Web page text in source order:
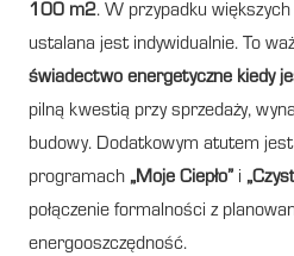
100 m2. W przypadku
ustalana jest indywidualnie. To
świadectwo energetyczne kiedy
pilną kwestią przy sprzedaży,
budowy. Dodatkowym atutem
programach „Moje Ciepło” i
połączenie formalności z
energooszczędność.